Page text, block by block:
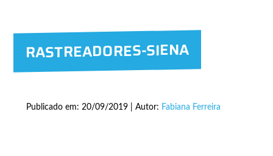
RASTREADORES-SIENA
Publicado em: 20/09/2019 | Autor: Fabiana Ferreira